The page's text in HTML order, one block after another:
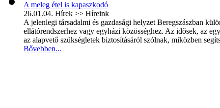
A meleg étel is kapaszkodó
26.01.04. Hírek >> Híreink
A jelenlegi társadalmi és gazdasági helyzet Beregszászban
ellátórendszerhez vagy egyházi közösséghez. Az idősek, az
az alapvető szükségletek biztosításáról szólnak, miközben
Bővebben...